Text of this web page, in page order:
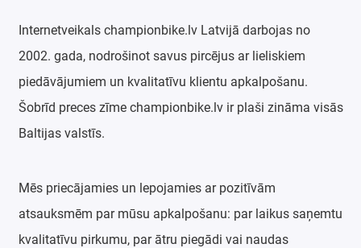
Internetveikals championbike.lv Latvijā darbojas no
2002. gada, nodrošinot savus pircējus ar lieliskiem
piedāvājumiem un kvalitatīvu klientu apkalpošanu.
Šobrīd preces zīme championbike.lv ir plaši zināma visās
Baltijas valstīs.
Mēs priecājamies un lepojamies ar pozitīvām
atsauksmēm par mūsu apkalpošanu: par laikus saņemtu
kvalitatīvu pirkumu, par ātru piegādi vai naudas